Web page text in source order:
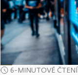
6-MINUTOVÉ ČTENÍ